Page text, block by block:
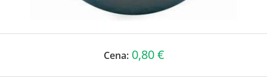
Cena: 0,80 €